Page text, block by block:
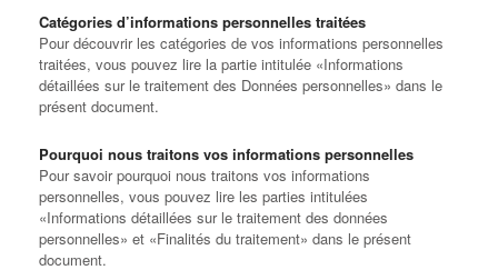
Catégories d’informations personnelles traitées
Pour découvrir les catégories de vos informations personnelles
traitées, vous pouvez lire la partie intitulée «Informations
détaillées sur le traitement des Données personnelles» dans le
présent document.
Pourquoi nous traitons vos informations personnelles
Pour savoir pourquoi nous traitons vos informations
personnelles, vous pouvez lire les parties intitulées
«Informations détaillées sur le traitement des données
personnelles» et «Finalités du traitement» dans le présent
document.